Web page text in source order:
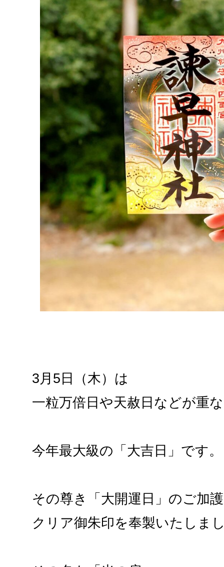
3月5日（木）は
一粒万倍日や天赦日などが重
今年最大級の「大吉日」です。
その尊き「大開運日」のご加
クリア御朱印を奉製いたしま